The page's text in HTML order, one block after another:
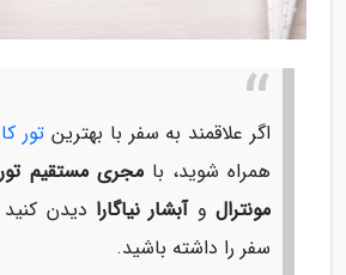
اگر علاقمند به سفر با بهترین تور
همراه شوید، بامجری مستقیم تور
مونترال وآبشار نیاگارا دیدن
سفر را داشته باشید.